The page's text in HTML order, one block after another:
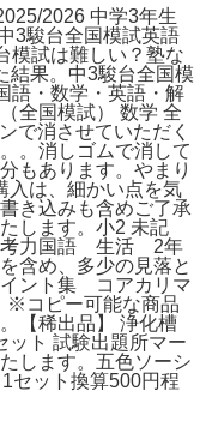
2026 中学3年生
3駿台全国模試英語
模試は難しい？塾な
結果。中3駿台全国模
・数学・英語・解
全国模試） 数学 全
で消させていただく
。消しゴムで消して
もあります。やまり
入は、細かい点を気
き込みも含めご了承
します。小2 未記
力国語 生活 2年
め、多少の見落と
イント集 コアカリマ
※コピー可能な商品
【稀出品】 浄化槽
ット 試験出題所マー
します。五色ソーシ
ット換算500円程